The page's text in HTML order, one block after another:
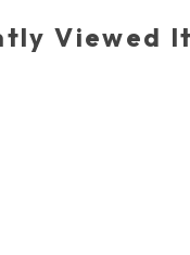
Viewed